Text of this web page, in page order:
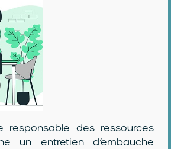
responsable des ressources
un entretien d’embauche